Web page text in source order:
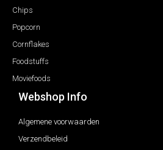
Chips
Popcorn
Cornflakes
Foodstuffs
Moviefoods
Webshop Info
Algemene voorwaarden
Verzendbeleid